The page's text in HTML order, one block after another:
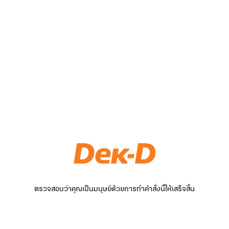
ตรวจสอบว่าคุณเป็นมนุษย์ด้วยการทำคำสั่งนี้ให้เสร็จสิ้น